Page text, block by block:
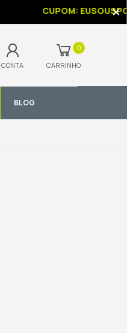
CUPOM:
CONTA
0
CARRINHO
BLOG